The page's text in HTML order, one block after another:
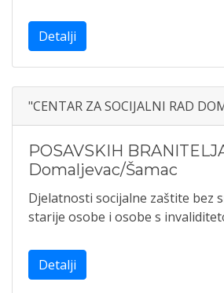
Detalji
"CENTAR ZA SOCIJALNI RAD
POSAVSKIH
Domaljevac/Šamac
Djelatnosti socijalne zaštite bez
starije osobe i osobe s
Detalji